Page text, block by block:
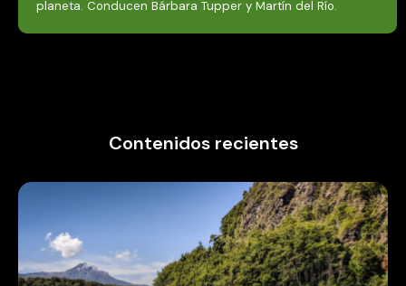
planeta. Conducen Bárbara Tupper y Martín del Río.
Contenidos recientes